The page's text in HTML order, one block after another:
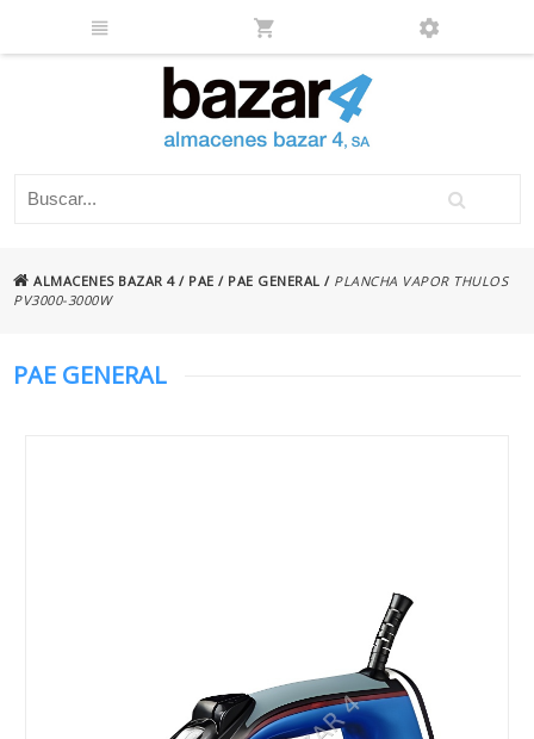
ALMACENES BAZAR 4/ PAE / PAE GENERAL / PLANCHA VAPOR THULOS
PV3000-3000W
PAE GENERAL